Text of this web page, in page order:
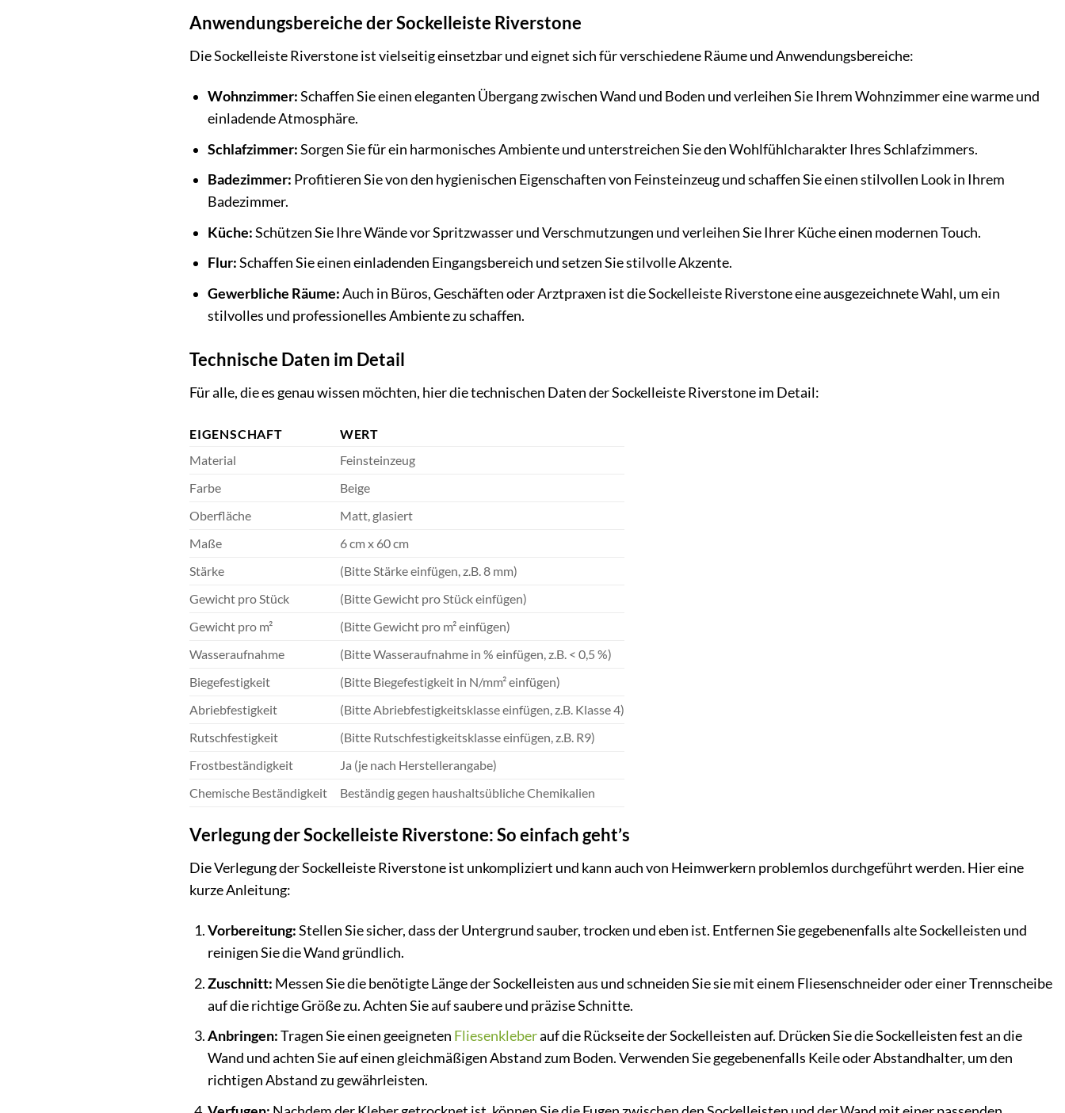
Anwendungsbereiche der Sockelleiste Riverstone
Die Sockelleiste Riverstone ist vielseitig einsetzbar und eignet sich für verschiedene Räume und Anwendungsbereiche:
Wohnzimmer:Schaffen Sie einen eleganten Übergang zwischen Wand und Boden und verleihen Sie Ihrem Wohnzimmer eine warme und
einladende Atmosphäre.
Schlafzimmer:Sorgen Sie für ein harmonisches Ambiente und unterstreichen Sie den Wohlfühlcharakter Ihres Schlafzimmers.
Badezimmer: Profitieren Sie von den hygienischen Eigenschaften von Feinsteinzeug und schaffen Sie einen stilvollen Look in Ihrem
Badezimmer.
Küche:Schützen Sie Ihre Wände vor Spritzwasser und Verschmutzungen und verleihen Sie Ihrer Küche einen modernen Touch.
Flur:Schaffen Sie einen einladenden Eingangsbereich und setzen Sie stilvolle Akzente.
Gewerbliche Räume:Auch in Büros, Geschäften oder Arztpraxen ist die Sockelleiste Riverstone eine ausgezeichnete Wahl, um ein
stilvolles und professionelles Ambiente zu schaffen.
Technische Daten im Detail
Für alle, die es genau wissen möchten, hier die technischen Daten der Sockelleiste Riverstone im Detail:
EIGENSCHAFT
WERT
Material
Feinsteinzeug
Farbe
Beige
Oberfläche
Matt, glasiert
Maße
6 cm x 60 cm
Stärke
(Bitte Stärke einfügen, z.B. 8 mm)
Gewicht pro Stück
(Bitte Gewicht pro Stück einfügen)
Gewicht pro m²
(Bitte Gewicht pro m² einfügen)
Wasseraufnahme
(Bitte Wasseraufnahme in % einfügen, z.B. < 0,5 %)
Biegefestigkeit
(Bitte Biegefestigkeit in N/mm² einfügen)
Abriebfestigkeit
(Bitte Abriebfestigkeitsklasse einfügen, z.B. Klasse 4)
Rutschfestigkeit
(Bitte Rutschfestigkeitsklasse einfügen, z.B. R9)
Frostbeständigkeit
Ja (je nach Herstellerangabe)
Chemische Beständigkeit
Beständig gegen haushaltsübliche Chemikalien
Verlegung der Sockelleiste Riverstone: So einfach geht’s
Die Verlegung der Sockelleiste Riverstone ist unkompliziert und kann auch von Heimwerkern problemlos durchgeführt werden. Hier eine
kurze Anleitung:
Vorbereitung:Stellen Sie sicher, dass der Untergrund sauber, trocken und eben ist. Entfernen Sie gegebenenfalls alte Sockelleisten und
reinigen Sie die Wand gründlich.
Zuschnitt: Messen Sie die benötigte Länge der Sockelleisten aus und schneiden Sie sie mit einem Fliesenschneider oder einer Trennscheibe
auf die richtige Größe zu. Achten Sie auf saubere und präzise Schnitte.
Anbringen:Tragen Sie einen geeigneten Fliesenkleberauf die Rückseite der Sockelleisten auf. Drücken Sie die Sockelleisten fest an die
Wand und achten Sie auf einen gleichmäßigen Abstand zum Boden. Verwenden Sie gegebenenfalls Keile oder Abstandhalter, um den
richtigen Abstand zu gewährleisten.